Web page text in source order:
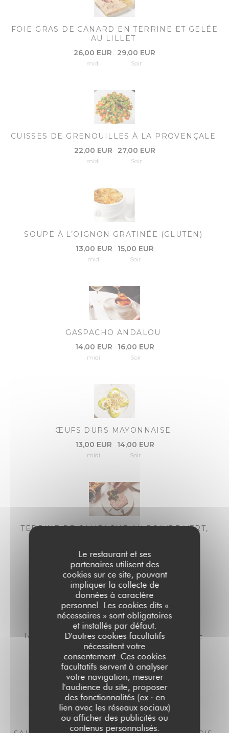
Le restaurant et ses
partenaires utilisent des
cookies sur ce site, pouvant
impliquer la collecte de
données à caractère
personnel. Les cookies dits «
nécessaires » sont obligatoires
et installés par défaut.
D'autres cookies facultatifs
nécessitent votre
consentement. Ces cookies
facultatifs servent à analyser
votre navigation, mesurer
l'audience du site, proposer
des fonctionnalités (ex : en
lien avec les réseaux sociaux)
ou afficher des publicités ou
contenus personnalisés.
FOIE GRAS DE CANARD EN TERRINE ET GELÉE
AU LILLET
26,00 EUR
midi
29,00 EUR
Soir
CUISSES DE GRENOUILLES À LA PROVENÇALE
22,00 EUR
midi
27,00 EUR
Soir
SOUPE À L’OIGNON GRATINÉE (GLUTEN)
13,00 EUR
midi
15,00 EUR
Soir
GASPACHO ANDALOU
14,00 EUR
midi
16,00 EUR
Soir
ŒUFS DURS MAYONNAISE
13,00 EUR
midi
14,00 EUR
Soir
TERRINE DE CAMPAGNE AU POIVRE VERT,
15,00 EUR
midi
17,00 EUR
Soir
TARTARE DE THON AU PONZU & SÉSAME
21,00 EUR
midi
23,00 EUR
Soir